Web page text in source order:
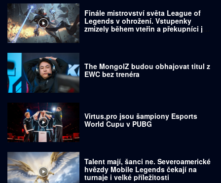
Finále mistrovství světa League of
Legends v ohrožení. Vstupenky
zmizely během vteřin a překupníci je
The MongolZ budou obhajovat titul z
EWC bez trenéra
Virtus.pro jsou šampiony Esports
World Cupu v PUBG
Talent mají, šanci ne. Severoamerické
hvězdy Mobile Legends čekají na
turnaje i velké příležitosti